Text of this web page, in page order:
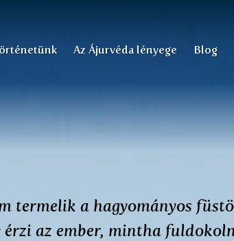
Az Ájurvéda lényege Blog
termelik a hagyományos
az ember, mintha